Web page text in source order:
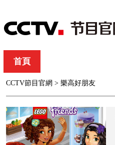
首頁
綜合 新聞 財經 綜藝
CCTV節目官網 > 樂高好朋友